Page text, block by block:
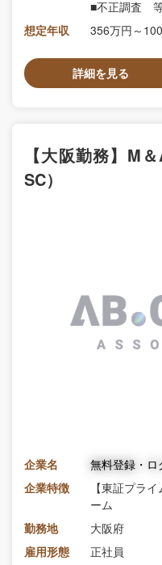
■不正調査
想定年収
356万円～
詳細を見る
【大阪勤務】M
SC）
企業名
無料登録・ロ
企業特徴
【東証プラ
ーム
勤務地
大阪府
雇用形態
正社員